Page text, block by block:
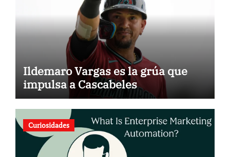
Ildemaro Vargas es la grúa que
impulsa a Cascabeles
Curiosidades